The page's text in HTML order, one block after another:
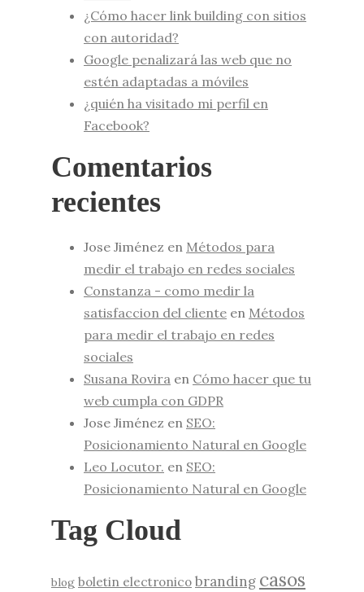
¿Cómo hacer link building con sitios
con autoridad?
Google penalizará las web que no
estén adaptadas a móviles
¿quién ha visitado mi perfil en
Facebook?
Comentarios
recientes
Jose Jiménez en Métodos para
medir el trabajo en redes sociales
Constanza - como medir la
satisfaccion del cliente en Métodos
para medir el trabajo en redes
sociales
Susana Rovira en Cómo hacer que tu
web cumpla con GDPR
Jose Jiménez en SEO:
Posicionamiento Natural en Google
Leo Locutor. en SEO:
Posicionamiento Natural en Google
Tag Cloud
blog boletin electronico branding casos